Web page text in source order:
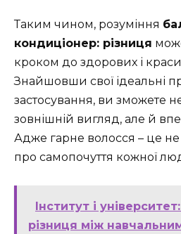
Таким чином, розуміння
кондиціонер: різниця
кроком до здорових і
Знайшовши свої ідеальні
застосування, ви зможете
зовнішній вигляд, але й
Адже гарне волосся – це
про самопочуття кожної
Інститут і
різниця між